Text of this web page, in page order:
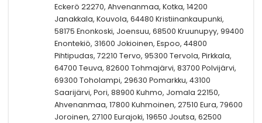
Eckerö 22270, Ahvenanmaa, Kotka, 14200
Janakkala, Kouvola, 64480 Kristiinankaupunki,
58175 Enonkoski, Joensuu, 68500 Kruunupyy, 99400
Enontekiö, 31600 Jokioinen, Espoo, 44800
Pihtipudas, 72210 Tervo, 95300 Tervola, Pirkkala,
64700 Teuva, 82600 Tohmajärvi, 83700 Polvijärvi,
69300 Toholampi, 29630 Pomarkku, 43100
Saarijärvi, Pori, 88900 Kuhmo, Jomala 22150,
Ahvenanmaa, 17800 Kuhmoinen, 27510 Eura, 79600
Joroinen, 27100 Eurajoki, 19650 Joutsa, 62500